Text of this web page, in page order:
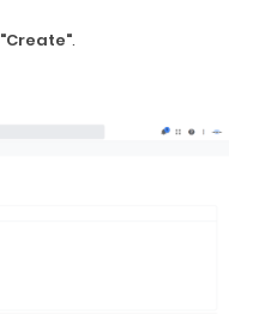
"Create".